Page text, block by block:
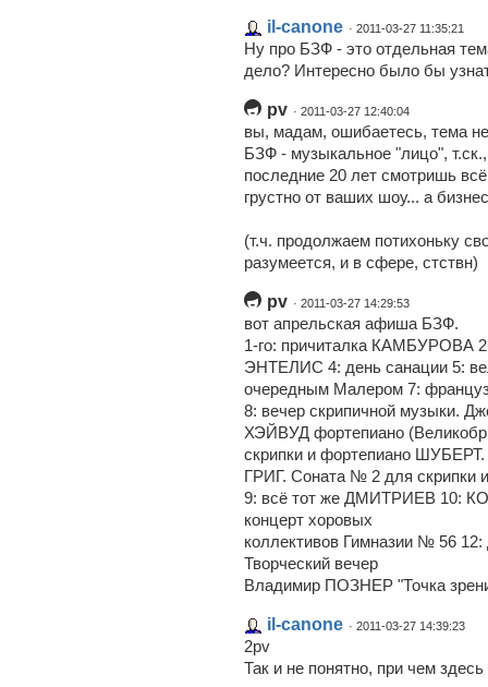
il-canone · 2011-03-27 11:35:21
Ну про БЗФ - это отдельная
дело? Интересно было бы
pv · 2011-03-27 12:40:04
вы, мадам, ошибаетесь, тема
БЗФ - музыкальное "лицо",
последние 20 лет смотришь
грустно от ваших шоу... а
(т.ч. продолжаем потихоньку
разумеется, и в сфере, стствн)
pv · 2011-03-27 14:29:53
вот апрельская афиша БЗФ.
1-го: причиталка КАМБУРОВА
ЭНТЕЛИС 4: день санации 5:
очередным Малером 7:
8: вечер скрипичной музыки.
ХЭЙВУД фортепиано
скрипки и фортепиано ШУБЕРТ.
ГРИГ. Соната № 2 для скрипки
9: всё тот же ДМИТРИЕВ 10:
концерт хоровых
коллективов Гимназии № 56
Творческий вечер
Владимир ПОЗНЕР "Точка
il-canone · 2011-03-27 14:39:23
2pv
Так и не понятно, при чем